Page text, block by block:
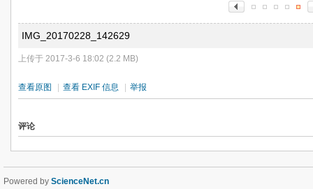
IMG_20170228_142629
上传于 2017-3-6 18:02 (2.2 MB)
查看原图 查看 EXIF 信息 举报
评论
Powered by ScienceNet.cn